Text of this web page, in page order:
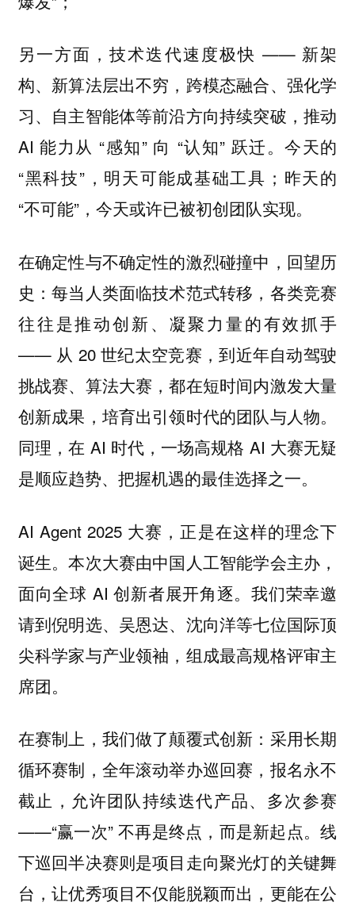
另一方面，技术迭代速度极快 —— 新架
构、新算法层出不穷，跨模态融合、强化学
习、自主智能体等前沿方向持续突破，推动
AI 能力从 “感知” 向 “认知” 跃迁。今天的
“黑科技”，明天可能成基础工具；昨天的
“不可能”，今天或许已被初创团队实现。
在确定性与不确定性的激烈碰撞中，回望历
史：每当人类面临技术范式转移，各类竞赛
往往是推动创新、凝聚力量的有效抓手
—— 从 20 世纪太空竞赛，到近年自动驾驶
挑战赛、算法大赛，都在短时间内激发大量
创新成果，培育出引领时代的团队与人物。
同理，在 AI 时代，一场高规格 AI 大赛无疑
是顺应趋势、把握机遇的最佳选择之一。
AI Agent 2025 大赛，正是在这样的理念下
诞生。本次大赛由中国人工智能学会主办，
面向全球 AI 创新者展开角逐。我们荣幸邀
请到倪明选、吴恩达、沈向洋等七位国际顶
尖科学家与产业领袖，组成最高规格评审主
席团。
在赛制上，我们做了颠覆式创新：采用长期
循环赛制，全年滚动举办巡回赛，报名永不
截止，允许团队持续迭代产品、多次参赛
——“赢一次” 不再是终点，而是新起点。线
下巡回半决赛则是项目走向聚光灯的关键舞
台，让优秀项目不仅能脱颖而出，更能在公